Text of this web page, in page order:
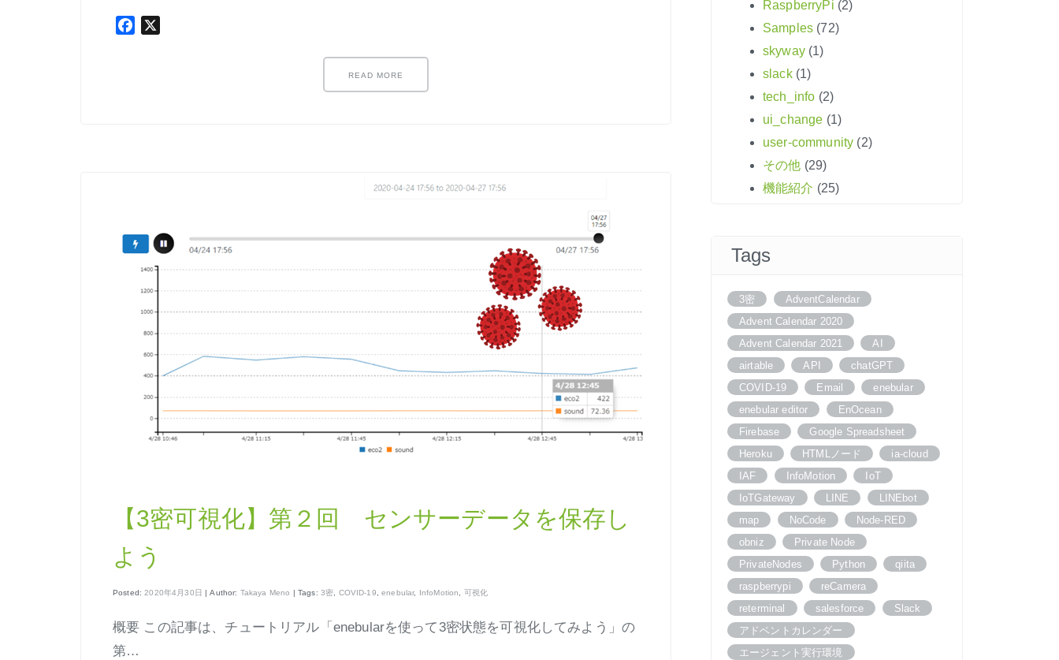
Facebook
READ MORE
【3密可視化】第２回 センサーデータを保存し
よう
Posted:2020年4月30日 | Author: Takaya Meno | Tags: 3密, COVID-19,enebular, InfoMotion, 可視化
概要 この記事は、チュートリアル「enebularを使って3密状態を可視化してみよう」の
第…
RaspberryPi (2)
Samples (72)
skyway(1)
slack(1)
tech_info (2)
ui_change (1)
user-community (2)
その他 (29)
機能紹介 (25)
Tags
3密
AdventCalendar
Advent Calendar 2020
Advent Calendar 2021
AI
airtable
API
chatGPT
COVID-19
Email
enebular
enebular editor
EnOcean
Firebase
Google Spreadsheet
Heroku
HTMLノード
ia-cloud
IAF
InfoMotion
IoT
IoTGateway
LINE
LINEbot
map
NoCode
Node-RED
obniz
Private Node
PrivateNodes
Python
qiita
raspberrypi
reCamera
reterminal
salesforce
Slack
アドベントカレンダー
エージェント実行環境